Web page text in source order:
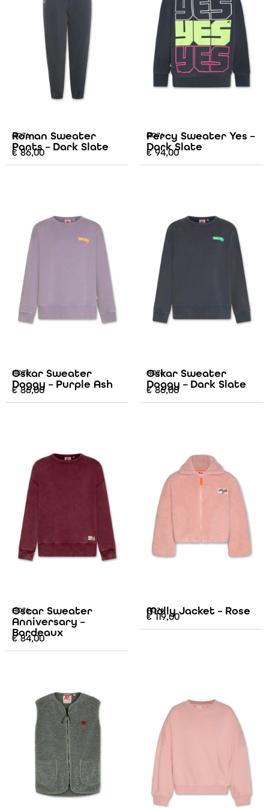
AO76
Roman Sweater
Pants – Dark Slate
€86,00
AO76
Percy Sweater Yes –
Dark Slate
€94,00
AO76
Oskar Sweater
Doggy – Purple Ash
€86,00
AO76
Oskar Sweater
Doggy – Dark Slate
€86,00
AO76
Oscar Sweater
Anniversary –
Bordeaux
€84,00
AO76
Molly Jacket – Rose
€119,00